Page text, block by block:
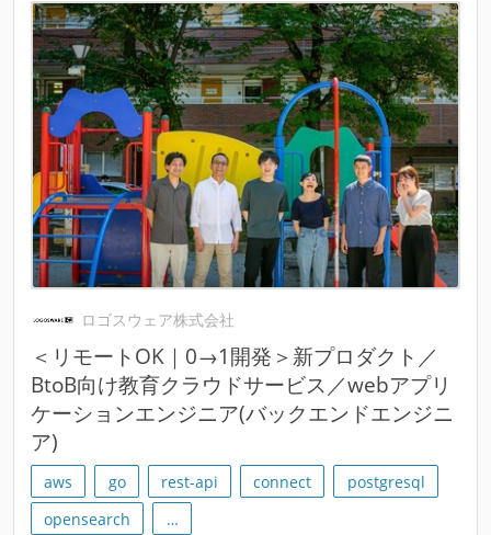
ロゴスウェア株式会社
＜リモートOK｜0→1開発＞新プロダクト／
BtoB向け教育クラウドサービス／webアプリ
ケーションエンジニア(バックエンドエンジニ
ア)
aws go rest-api connect
postgresql
opensearch
…